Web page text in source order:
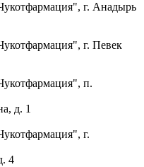
г. Анадырь
г. Певек
п.
д. 1
г.
4